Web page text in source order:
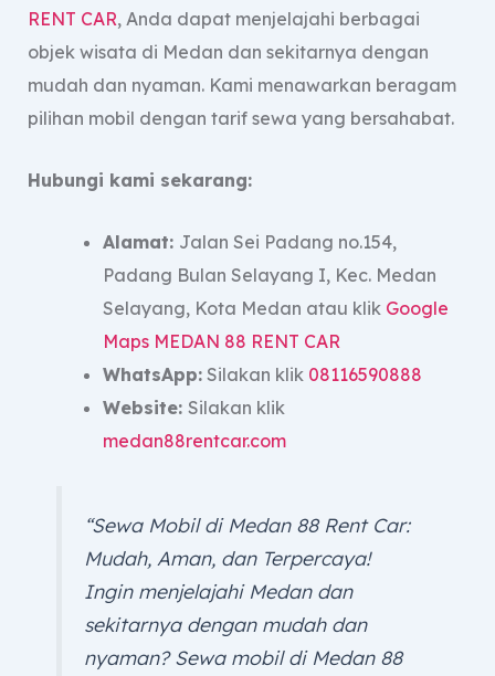
RENT CAR, Anda dapat menjelajahi berbagai
objek wisata di Medan dan sekitarnya dengan
mudah dan nyaman. Kami menawarkan beragam
pilihan mobil dengan tarif sewa yang bersahabat.
Hubungi kami sekarang:
Alamat: Jalan Sei Padang no.154,
Padang Bulan Selayang I, Kec. Medan
Selayang, Kota Medan atau klikGoogle
Maps MEDAN 88 RENT CAR
WhatsApp:Silakan klik08116590888
Website: Silakan klik
medan88rentcar.com
“Sewa Mobil di Medan 88 Rent Car:
Mudah, Aman, dan Terpercaya!
Ingin menjelajahi Medan dan
sekitarnya dengan mudah dan
nyaman? Sewa mobil di Medan 88